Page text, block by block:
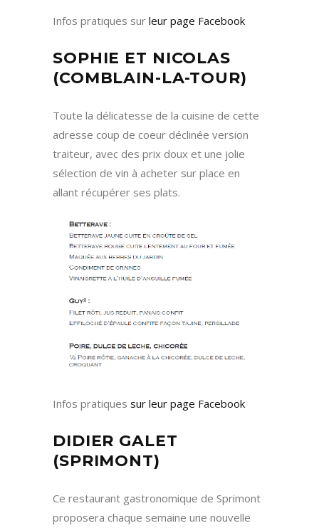
Infos pratiques sur leur page Facebook
SOPHIE ET NICOLAS
(COMBLAIN-LA-TOUR)
Toute la délicatesse de la cuisine de cette
adresse coup de coeur déclinée version
traiteur, avec des prix doux et une jolie
sélection de vin à acheter sur place en
allant récupérer ses plats.
Infos pratiques sur leur page Facebook
DIDIER GALET
(SPRIMONT)
Ce restaurant gastronomique de Sprimont
proposera chaque semaine une nouvelle